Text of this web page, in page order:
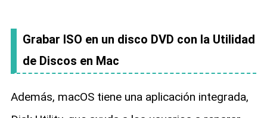
Grabar ISO en un disco DVD con la Utilidad
de Discos en Mac
Además, macOS tiene una aplicación integrada,